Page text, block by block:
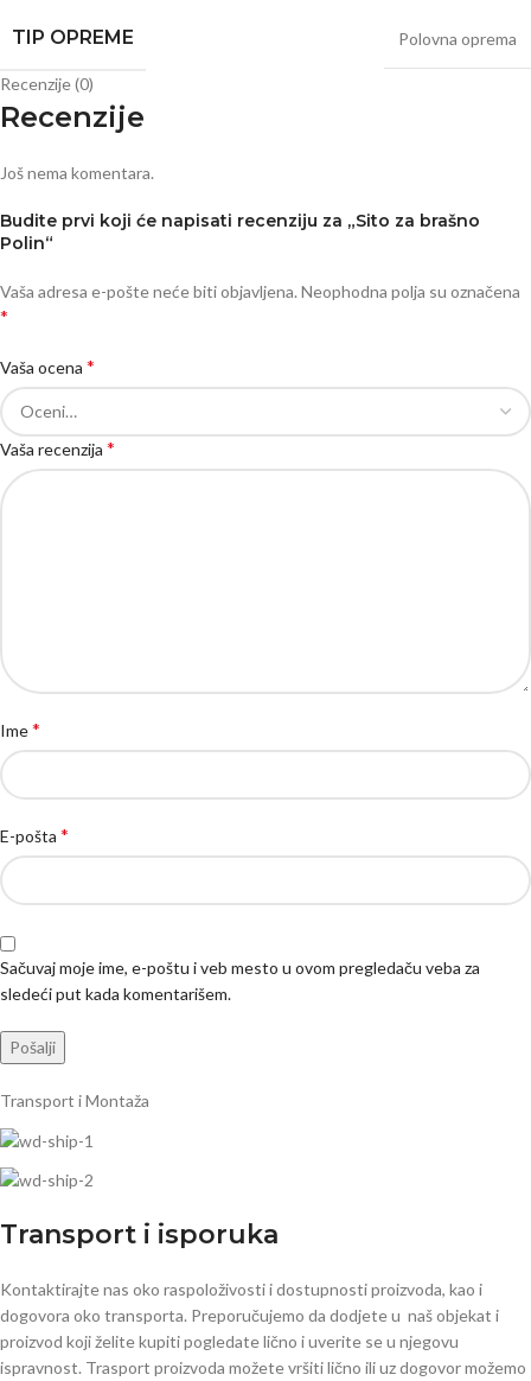
TIP OPREME Polovna oprema
Recenzije (0)
Recenzije
Još nema komentara.
Budite prvi koji će napisati recenziju za „Sito za brašno
Polin“
Vaša adresa e-pošte neće biti objavljena. Neophodna polja su označena
*
Vaša ocena *
Vaša recenzija *
Ime*
E-pošta *
Sačuvaj moje ime, e-poštu i veb mesto u ovom pregledaču veba za
sledeći put kada komentarišem.
Transport i Montaža
Transport i isporuka
Kontaktirajte nas oko raspoloživosti i dostupnosti proizvoda, kao i
dogovora oko transporta. Preporučujemo da dodjete u naš objekat i
proizvod koji želite kupiti pogledate lično i uverite se u njegovu
ispravnost. Trasport proizvoda možete vršiti lično ili uz dogovor možemo